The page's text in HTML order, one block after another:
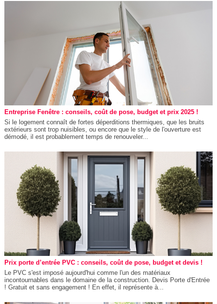
Entreprise Fenêtre : conseils, coût de pose, budget et prix 2025 !
Si le logement connaît de fortes déperditions thermiques, que les bruits
extérieurs sont trop nuisibles, ou encore que le style de l'ouverture est
démodé, il est probablement temps de renouveler...
Prix porte d’entrée PVC : conseils, coût de pose, budget et devis !
Le PVC s'est imposé aujourd'hui comme l'un des matériaux
incontournables dans le domaine de la construction. Devis Porte d'Entrée
! Gratuit et sans engagement ! En effet, il représente à...